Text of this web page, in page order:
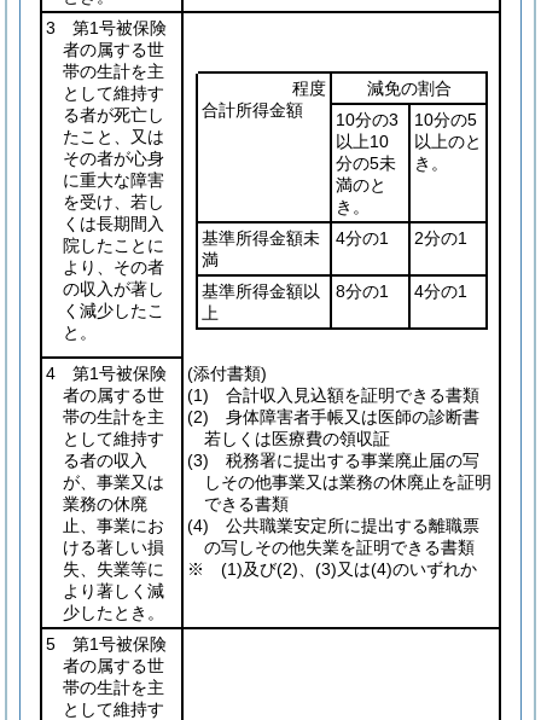
3 第1号被保険
者の属する世
帯の生計を主
として維持す
る者が死亡し
たこと、又は
その者が心身
に重大な障害
を受け、若し
くは長期間入
院したことに
より、その者
の収入が著し
く減少したこ
と。
程度
合計所得金額
減免の割合
10分の3
以上10
分の5未
満のと
き。
10分の5
以上のと
き。
基準所得金額未
満
4分の1 2分の1
基準所得金額以
上
8分の1 4分の1
(添付書類)
(1) 合計収入見込額を証明できる書類
(2) 身体障害者手帳又は医師の診断書
若しくは医療費の領収証
(3) 税務署に提出する事業廃止届の写
しその他事業又は業務の休廃止を証明
できる書類
(4) 公共職業安定所に提出する離職票
の写しその他失業を証明できる書類
※ (1)及び(2) (3)又は(4)のいずれか
4 第1号被保険
者の属する世
帯の生計を主
として維持す
る者の収入
が、事業又は
業務の休廃
止、事業にお
ける著しい損
失、失業等に
より著しく減
少したとき。
5 第1号被保険
者の属する世
帯の生計を主
として維持す